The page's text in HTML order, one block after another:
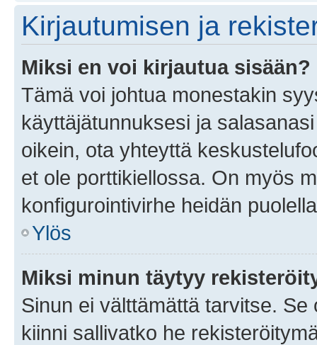
Kirjautumisen ja
Miksi en voi kirjautua sisään?
Tämä voi johtua monestakin
käyttäjätunnuksesi ja
oikein, ota yhteyttä
et ole porttikiellossa. On myös
konfigurointivirhe heidän
Ylös
Miksi minun täytyy
Sinun ei välttämättä tarvitse.
kiinni sallivatko he